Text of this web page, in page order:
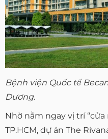
Bệnh viện Quốc tế
Dương.
Nhờ nằm ngay vị trí
TP.HCM, dự án The